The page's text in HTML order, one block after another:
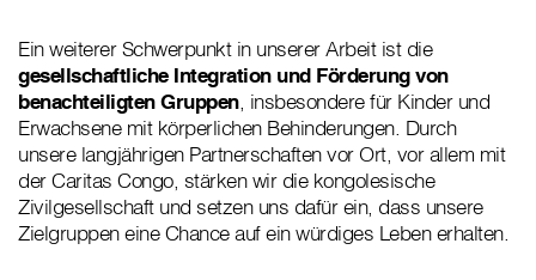
Ein weiterer Schwerpunkt in unserer Arbeit ist die
gesellschaftliche Integration und Förderung von
benachteiligten Gruppen, insbesondere für Kinder und
Erwachsene mit körperlichen Behinderungen. Durch
unsere langjährigen Partnerschaften vor Ort, vor allem mit
der Caritas Congo, stärken wir die kongolesische
Zivilgesellschaft und setzen uns dafür ein, dass unsere
Zielgruppen eine Chance auf ein würdiges Leben erhalten.